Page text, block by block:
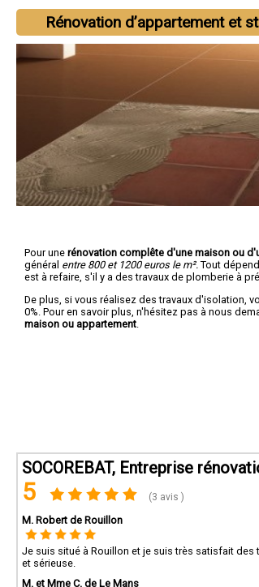
Rénovation d’appartement et
Pour une rénovation complête d'une maison ou
général entre 800 et 1200 euros le m². Tout
est à refaire, s'il y a des travaux de plomberie à
De plus, si vous réalisez des travaux d'isolation,
0%. Pour en savoir plus, n'hésitez pas à nous
maison ou appartement
SOCOREBAT, Entreprise
5 (3 avis )
M. Robert de Rouillon
Je suis situé à Rouillon et je suis très satisfait
et sérieuse.
M. et Mme C. de Le Mans